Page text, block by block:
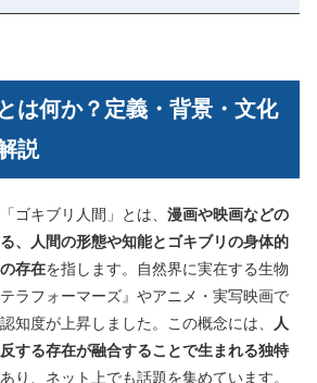
は何か？定義・背景・文化
説
ゴキブリ人間」とは、 漫画や映画などの
、人間の形態や知能とゴキブリの身体的
存在を指します。自然界に実在する生物
ラフォーマーズ』やアニメ・実写映画で
知度が上昇しました。この概念には、
人
する存在が融合することで生まれる独特
り、ネット上でも話題を集めています。